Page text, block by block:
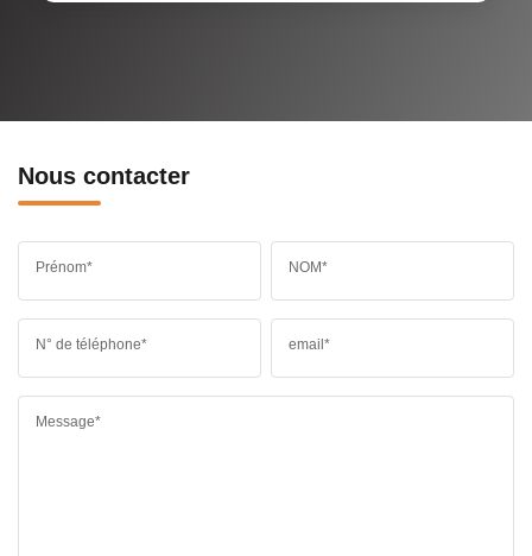
Nous contacter
Prénom* NOM*
N° de téléphone* email*
Message*